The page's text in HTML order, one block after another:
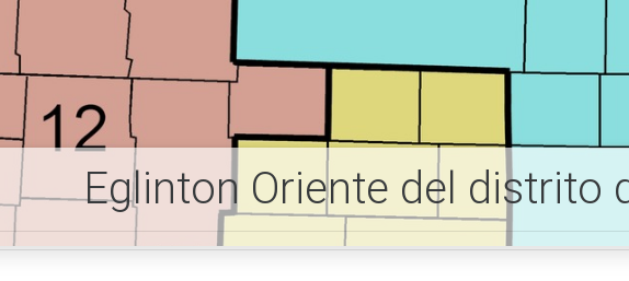
Eglinton Oriente del distrito